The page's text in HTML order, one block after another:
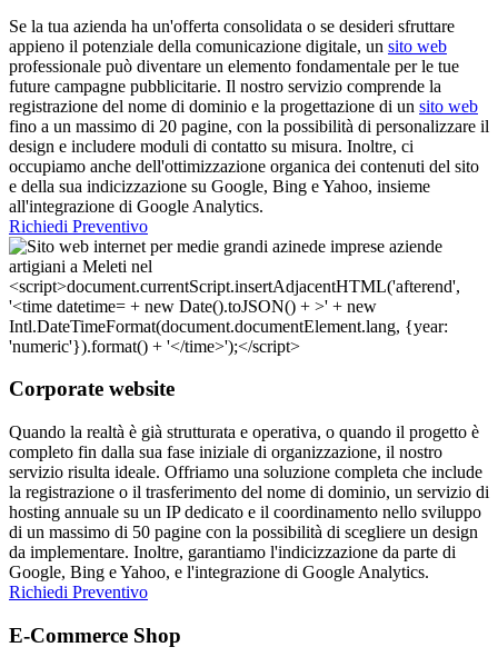
Se la tua azienda ha un'offerta consolidata o se desideri sfruttare
appieno il potenziale della comunicazione digitale, un sito web
professionale può diventare un elemento fondamentale per le tue
future campagne pubblicitarie. Il nostro servizio comprende la
registrazione del nome di dominio e la progettazione di un sito web
fino a un massimo di 20 pagine, con la possibilità di personalizzare il
design e includere moduli di contatto su misura. Inoltre, ci
occupiamo anche dell'ottimizzazione organica dei contenuti del sito
e della sua indicizzazione su Google, Bing e Yahoo, insieme
all'integrazione di Google Analytics.
Richiedi Preventivo
Corporate website
Quando la realtà è già strutturata e operativa, o quando il progetto è
completo fin dalla sua fase iniziale di organizzazione, il nostro
servizio risulta ideale. Offriamo una soluzione completa che include
la registrazione o il trasferimento del nome di dominio, un servizio di
hosting annuale su un IP dedicato e il coordinamento nello sviluppo
di un massimo di 50 pagine con la possibilità di scegliere un design
da implementare. Inoltre, garantiamo l'indicizzazione da parte di
Google, Bing e Yahoo, e l'integrazione di Google Analytics.
Richiedi Preventivo
E-Commerce Shop